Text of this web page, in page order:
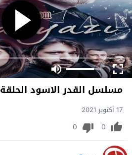
مسلسل القدر الاسود الحلقة 3
17 أكتوبر 2021
0
0